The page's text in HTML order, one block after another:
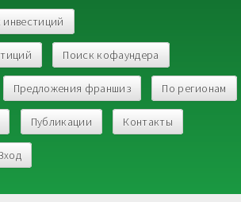
инвестиций
Поиск кофаундера
Предложения франшиз По регионам
Публикации Контакты